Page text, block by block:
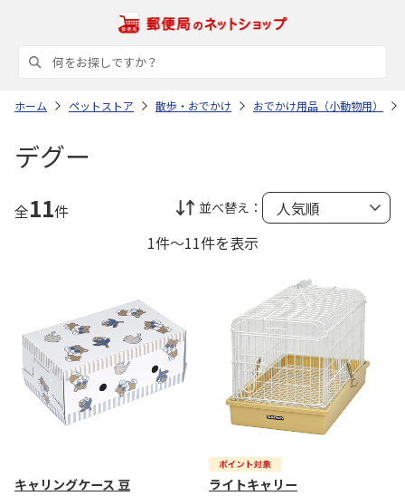
ホーム ペットストア 散歩・おでかけ おでかけ用品（小動物用）
デグー
全11件 並べ替え：
1件～11件を表示
キャリングケース 豆 ライトキャリー